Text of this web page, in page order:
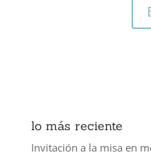
lo más reciente
Invitación a la misa en